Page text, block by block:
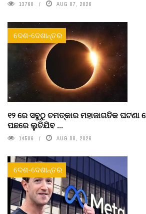
13760 AUG 07, 2026
ଦେଶ-ଦେଶାନ୍ତର
୧୨ ରେ ସବୁଠୁ ଚମତ୍କାର ମହାଜାଗତିକ
ପଛରେ ଲୁଚିଯିବ ...
14506 AUG 08, 2026
ଦେଶ-ଦେଶାନ୍ତର